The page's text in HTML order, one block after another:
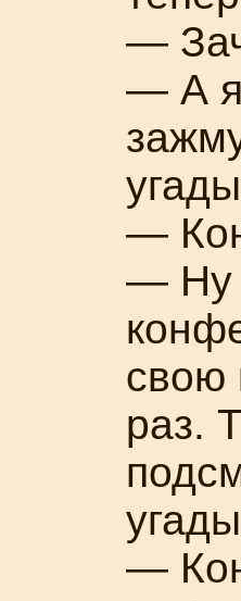
—
— А
—
— Ну
свою
раз.
—